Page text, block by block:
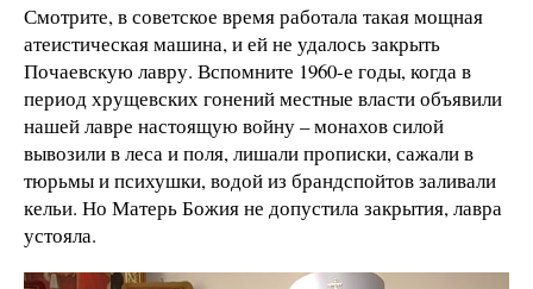
Смотрите, в советское время работала такая мощная
атеистическая машина, и ей не удалось закрыть
Почаевскую лавру. Вспомните 1960-е годы, когда в
период хрущевских гонений местные власти объявили
нашей лавре настоящую войну – монахов силой
вывозили в леса и поля, лишали прописки, сажали в
тюрьмы и психушки, водой из брандспойтов заливали
кельи. Но Матерь Божия не допустила закрытия, лавра
устояла.